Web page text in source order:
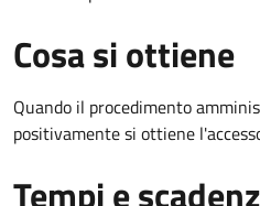
Cosa si ottiene
Quando il procedimento
positivamente si ottiene
Tempi e